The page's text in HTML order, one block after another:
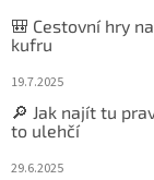
🎒 Cestovní hry
kufru
19.7.2025
🔎 Jak najít tu
to ulehčí
29.6.2025